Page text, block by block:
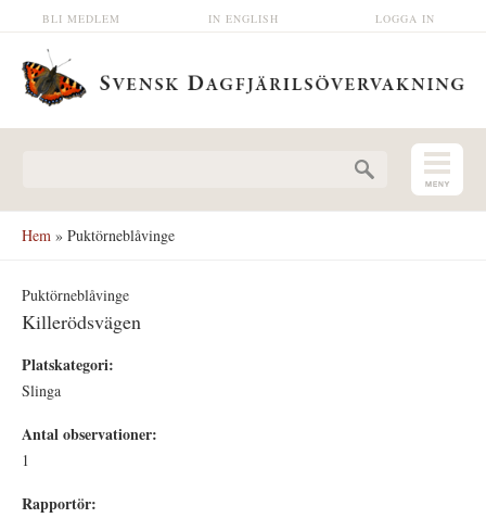
Hoppa till huvudinnehåll LOGGA IN
IN ENGLISH
BLI MEDLEM
Hem » Puktörneblåvinge
Puktörneblåvinge
Killerödsvägen
Platskategori:
Slinga
Antal observationer:
1
Rapportör: